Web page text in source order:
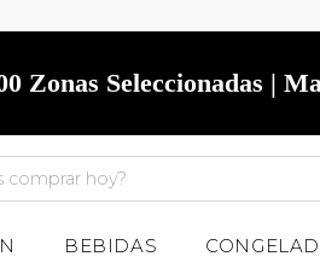
Zonas Seleccionadas |
BEBIDAS